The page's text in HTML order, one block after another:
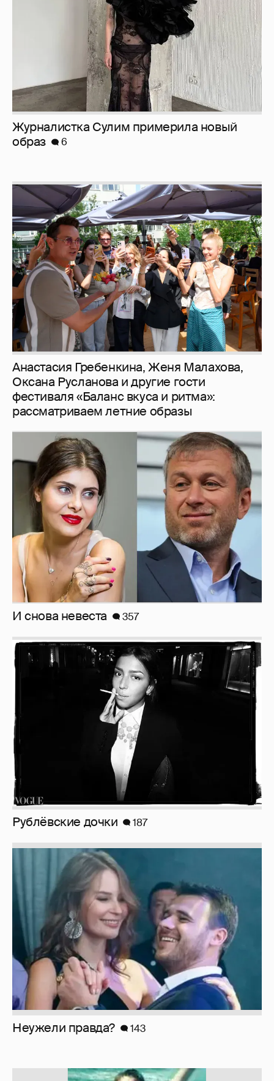
Журналистка Сулим примерила новый
образ
6
Анастасия Гребенкина, Женя Малахова,
Оксана Русланова и другие гости
фестиваля «Баланс вкуса и ритма»:
рассматриваем летние образы
И снова невеста 357
Рублёвские дочки 187
Неужели правда? 143